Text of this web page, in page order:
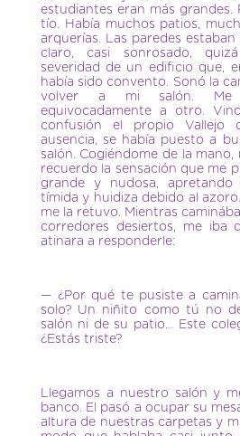
estudiantes eran más grandes.
tío. Había muchos patios,
arquerías. Las paredes
claro, casi sonrosado,
severidad de un edificio que,
había sido convento. Sonó la
volver a mi salón. Me
equivocadamente a otro.
confusión el propio Vallejo
ausencia, se había puesto a
salón. Cogiéndome de la mano,
recuerdo la sensación que me
grande y nudosa, apretando
tímida y huidiza debido al
me la retuvo. Mientras
corredores desiertos, me iba
atinara a responderle:
— ¿Por qué te pusiste a
solo? Un niñito como tú no
salón ni de su patio… Este
¿Estás triste?
Llegamos a nuestro salón y
banco. El pasó a ocupar su
altura de nuestras carpetas y